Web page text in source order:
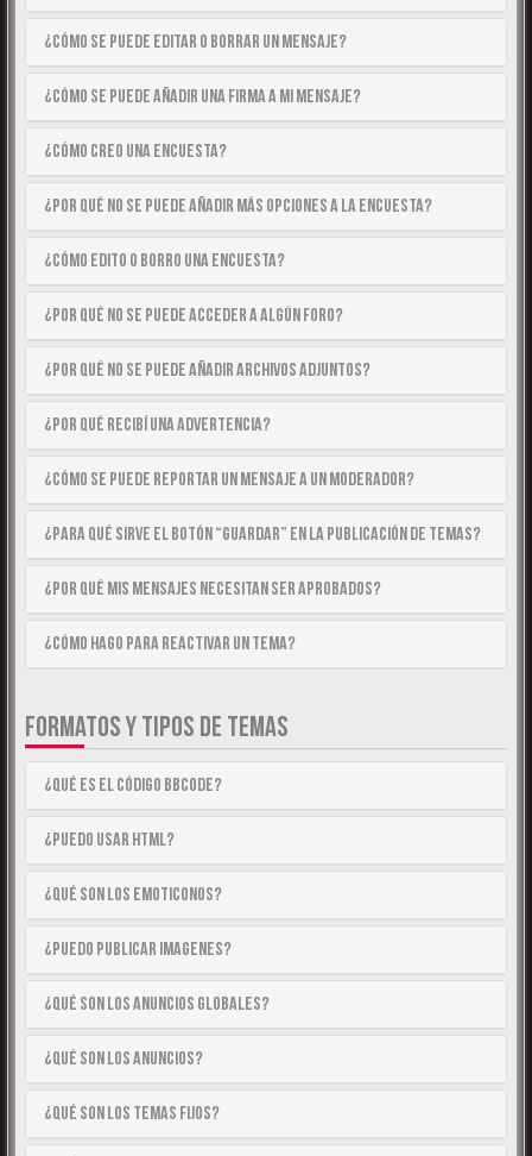
¿Cómo se puede editar o borrar un mensaje?
¿Cómo se puede añadir una firma a mi mensaje?
¿Cómo creo una encuesta?
¿Por qué no se puede añadir más opciones a la encuesta?
¿Cómo edito o borro una encuesta?
¿Por qué no se puede acceder a algún foro?
¿Por qué no se puede añadir archivos adjuntos?
¿Por qué recibí una advertencia?
¿Cómo se puede reportar un mensaje a un moderador?
¿Para qué sirve el botón “Guardar” en la publicación de temas?
¿Por qué mis mensajes necesitan ser aprobados?
¿Cómo hago para reactivar un tema?
FORMATOS Y TIPOS DE TEMAS
¿Qué es el código BBCode?
¿Puedo usar HTML?
¿Qué son los emoticonos?
¿Puedo publicar imagenes?
¿Qué son los anuncios globales?
¿Qué son los anuncios?
¿Qué son los temas fijos?